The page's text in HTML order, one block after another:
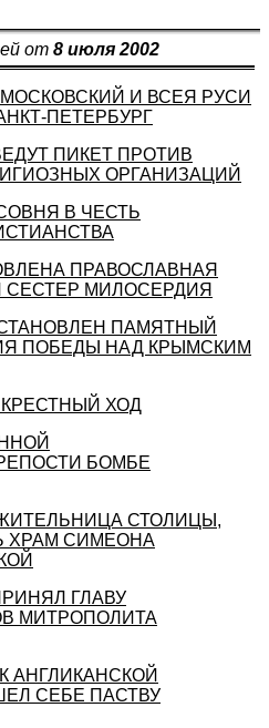
от 8 июля 2002
И ВСЕЯ РУСИ
ПЕТЕРБУРГ
ПИКЕТ ПРОТИВ
ОРГАНИЗАЦИЙ
В ЧЕСТЬ
ПРАВОСЛАВНАЯ
СЕСТЕР МИЛОСЕРДИЯ
ПАМЯТНЫЙ
ПОБЕДЫ НАД КРЫМСКИМ
ХОД
БОМБЕ
СТОЛИЦЫ,
ХРАМ СИМЕОНА
ГЛАВУ
МИТРОПОЛИТА
АНГЛИКАНСКОЙ
СЕБЕ ПАСТВУ